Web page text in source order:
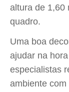
altura de 1,60
quadro.
Uma boa
ajudar na
especialistas
ambiente